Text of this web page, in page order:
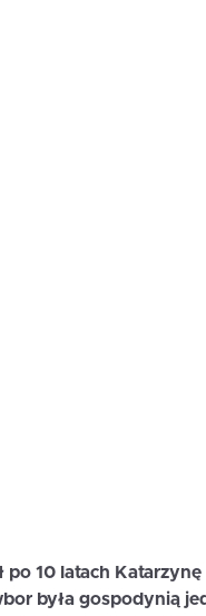
po 10 latach Katarzynę
była gospodynią